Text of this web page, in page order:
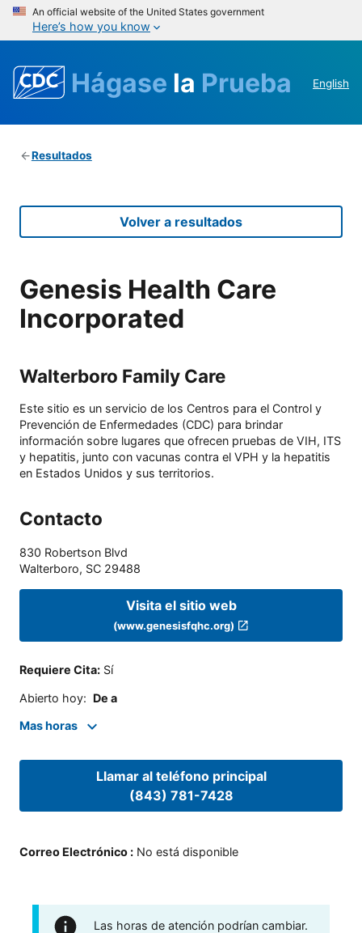
An official website of the United States government
Here’s how you know
Hágase la Prueba English
Resultados
Volver a resultados
Genesis Health Care
Incorporated
Walterboro Family Care
Este sitio es un servicio de los Centros para el Control y
Prevención de Enfermedades (CDC) para brindar
información sobre lugares que ofrecen pruebas de VIH, ITS
y hepatitis, junto con vacunas contra el VPH y la hepatitis
en Estados Unidos y sus territorios.
Contacto
830 Robertson Blvd
Walterboro, SC 29488
Visita el sitio web
(www.genesisfqhc.org)
Requiere Cita: Sí
Abierto hoy: De a
Mas horas
Llamar al teléfono principal
(843) 781-7428
Correo Electrónico : No está disponible
Las horas de atención podrían cambiar.